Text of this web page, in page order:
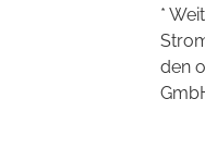
*
den